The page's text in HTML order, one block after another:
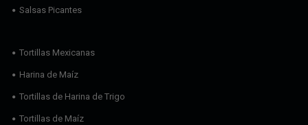
Salsas Picantes
Tortillas Mexicanas
Harina de Maíz
Tortillas de Harina de Trigo
Tortillas de Maíz